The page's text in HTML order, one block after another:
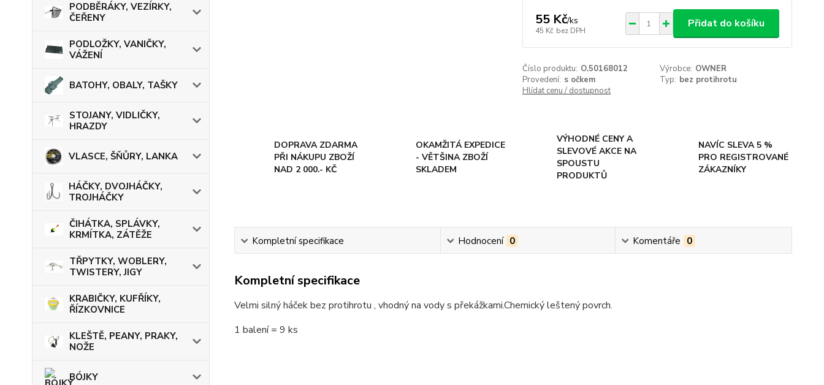
PODBĚRÁKY, VEZÍRKY,
ČEŘENY
PODLOŽKY, VANIČKY,
VÁŽENÍ
BATOHY, OBALY, TAŠKY
STOJANY, VIDLIČKY,
HRAZDY
VLASCE, ŠŇŮRY, LANKA
HÁČKY, DVOJHÁČKY,
TROJHÁČKY
ČIHÁTKA, SPLÁVKY,
KRMÍTKA, ZÁTĚŽE
TŘPYTKY, WOBLERY,
TWISTERY, JIGY
KRABIČKY, KUFŘÍKY,
ŘÍZKOVNICE
KLEŠTĚ, PEANY, PRAKY,
NOŽE
BÓJKY
55 Kč/ks
45 Kč bez DPH
Přidat do košíku
Číslo produktu: O.50168012 Výrobce: OWNER
Provedení: s očkem Typ: bez protihrotu
Hlídat cenu / dostupnost
DOPRAVA ZDARMA
PŘI NÁKUPU ZBOŽÍ
NAD 2 000.- KČ
OKAMŽITÁ EXPEDICE
- VĚTŠINA ZBOŽÍ
SKLADEM
VÝHODNÉ CENY A
SLEVOVÉ AKCE NA
SPOUSTU
PRODUKTŮ
NAVÍC SLEVA 5 %
PRO REGISTROVANÉ
ZÁKAZNÍKY
Kompletní specifikace Hodnocení 0 Komentáře 0
Kompletní specifikace
Velmi silný háček bez protihrotu , vhodný na vody s překážkami.Chemický leštený povrch.
1 balení = 9 ks